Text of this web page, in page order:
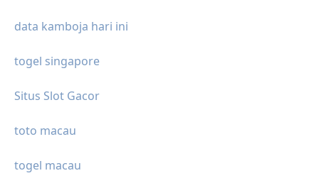
data kamboja hari ini
togel singapore
Situs Slot Gacor
toto macau
togel macau